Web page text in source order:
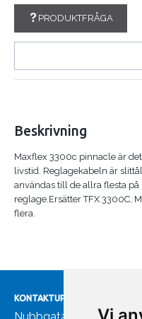
PRODUKTFRÅGA
Beskrivning
Maxflex 3300c pinnacle är
livstid. Reglagekabeln är
användas till de allra flesta
reglage.Ersätter TFX 3300C,
flera.
KONTAKTUPPGIFTER